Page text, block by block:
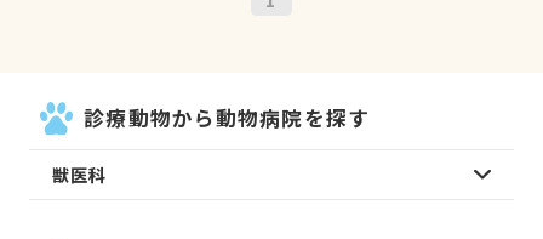
診療動物から動物病院を探す
獣医科